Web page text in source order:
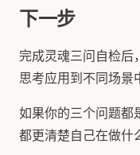
下一步
完成灵魂三问自检后
思考应用到不同场景
如果你的三个问题
都更清楚自己在做什